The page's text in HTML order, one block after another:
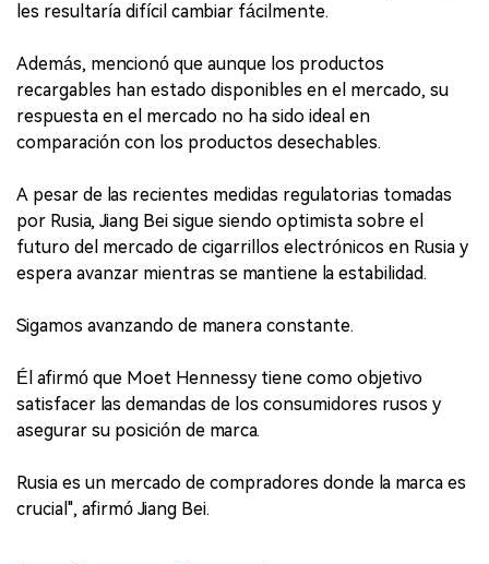
les resultaría difícil cambiar fácilmente.
Además, mencionó que aunque los productos
recargables han estado disponibles en el mercado, su
respuesta en el mercado no ha sido ideal en
comparación con los productos desechables.
A pesar de las recientes medidas regulatorias tomadas
por Rusia, Jiang Bei sigue siendo optimista sobre el
futuro del mercado de cigarrillos electrónicos en Rusia y
espera avanzar mientras se mantiene la estabilidad.
Sigamos avanzando de manera constante.
Él afirmó que Moet Hennessy tiene como objetivo
satisfacer las demandas de los consumidores rusos y
asegurar su posición de marca.
Rusia es un mercado de compradores donde la marca es
crucial", afirmó Jiang Bei.